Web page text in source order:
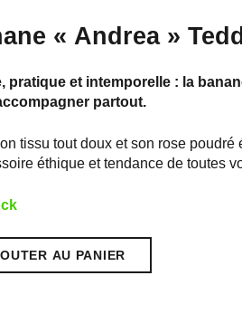
« Andrea »
pratique et intemporelle : la
partout.
tissu tout doux et son rose poudré
éthique et tendance de toutes
AU PANIER